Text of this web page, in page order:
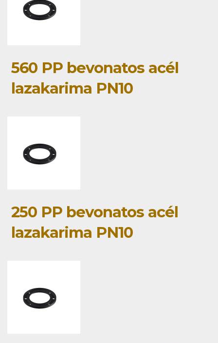
560 PP bevonatos acél
lazakarima PN10
250 PP bevonatos acél
lazakarima PN10